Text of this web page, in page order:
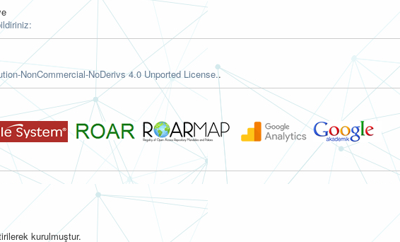
NonCommercial-NoDerivs 4.0 Unported License..
kurulmuştur.